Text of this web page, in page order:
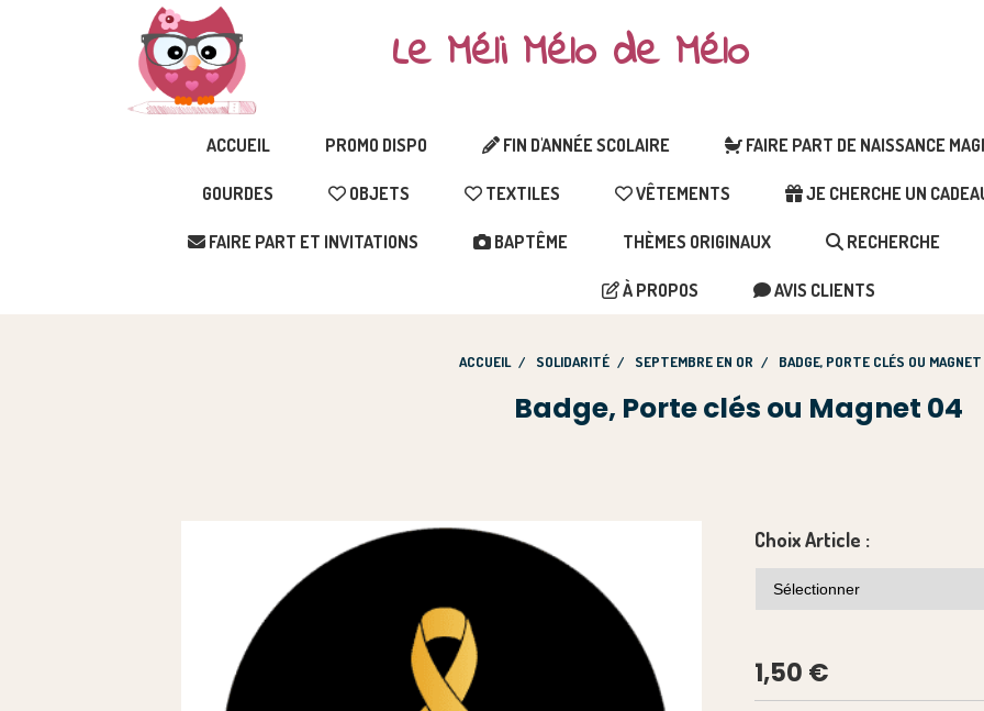
Le Méli Mélo de Mélo
ACCUEIL PROMO DISPO FIN D'ANNÉE SCOLAIRE FAIRE PART DE NAISSANCE
GOURDES OBJETS TEXTILES VÊTEMENTS JE CHERCHE UN
FAIRE PART ET INVITATIONS BAPTÊME THÈMES ORIGINAUX RECHERCHE
À PROPOS AVIS CLIENTS
ACCUEIL SOLIDARITÉ SEPTEMBRE EN OR BADGE, PORTE CLÉS OU
Badge, Porte clés ou Magnet 04
Choix Article :
1,50 €